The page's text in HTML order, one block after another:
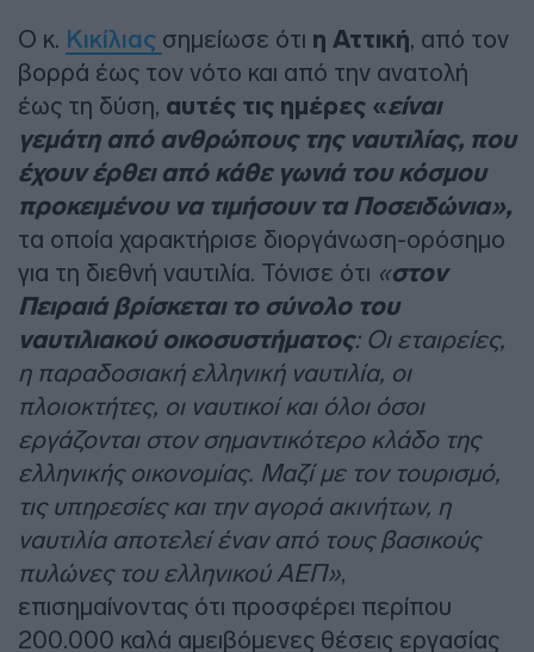
Ο κ. Κικίλιας σημείωσε ότι η Αττική, από τον
βορρά έως τον νότο και από την ανατολή
έως τη δύση, αυτές τις ημέρες «είναι
γεμάτη από ανθρώπους της ναυτιλίας, που
έχουν έρθει από κάθε γωνιά του κόσμου
προκειμένου να τιμήσουν τα Ποσειδώνια»,
τα οποία χαρακτήρισε διοργάνωση-ορόσημο
για τη διεθνή ναυτιλία. Τόνισε ότι «στον
Πειραιά βρίσκεται το σύνολο του
ναυτιλιακού οικοσυστήματος: Οι εταιρείες,
η παραδοσιακή ελληνική ναυτιλία, οι
πλοιοκτήτες, οι ναυτικοί και όλοι όσοι
εργάζονται στον σημαντικότερο κλάδο της
ελληνικής οικονομίας. Μαζί με τον τουρισμό,
τις υπηρεσίες και την αγορά ακινήτων, η
ναυτιλία αποτελεί έναν από τους βασικούς
πυλώνες του ελληνικού ΑΕΠ»,
επισημαίνοντας ότι προσφέρει περίπου
200.000 καλά αμειβόμενες θέσεις εργασίας